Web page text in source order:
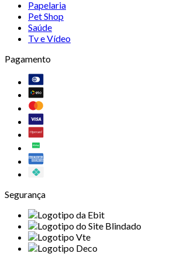
Papelaria
Pet Shop
Saúde
Tv e Vídeo
Pagamento
Segurança